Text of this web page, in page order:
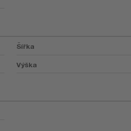
Šířka
Výška